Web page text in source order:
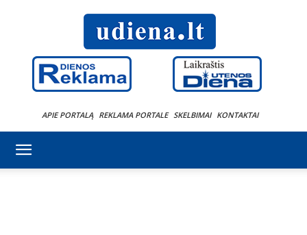
APIE PORTALĄ REKLAMA PORTALE SKELBIMAI KONTAKTAI